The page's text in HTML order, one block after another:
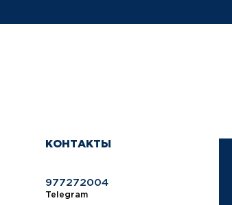
КОНТАКТЫ
977272004
Telegram